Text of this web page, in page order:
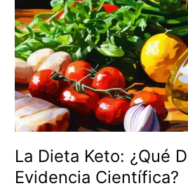
La Dieta Keto: ¿Qué
Evidencia Científica?
Keto:
¿Qué
Dice
la
Evidencia
Científica?